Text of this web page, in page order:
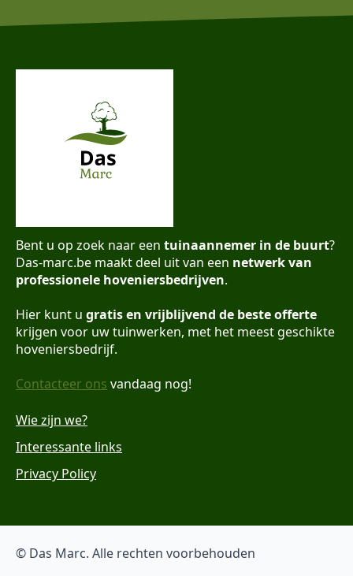
Bent u op zoek naar een tuinaannemer in de buurt?
Das-marc.be maakt deel uit van een netwerk van
professionele hoveniersbedrijven.
Hier kunt u gratis en vrijblijvend de beste offerte
krijgen voor uw tuinwerken, met het meest geschikte
hoveniersbedrijf.
Contacteer ons vandaag nog!
Wie zijn we?
Interessante links
Privacy Policy
© Das Marc. Alle rechten voorbehouden